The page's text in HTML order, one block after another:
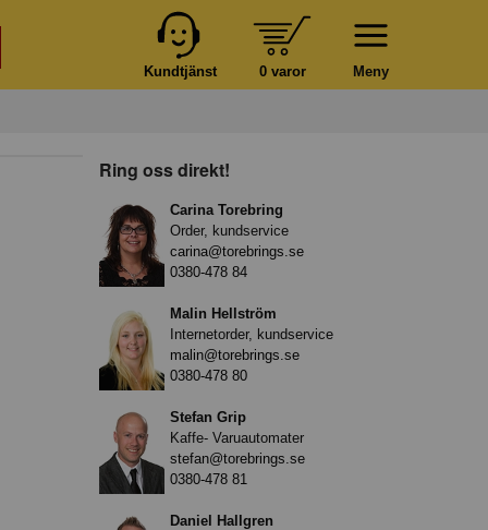
Meny
0 varor
Kundtjänst
Ring oss direkt!
Carina Torebring
Order, kundservice
carina@torebrings.se
0380-478 84
Malin Hellström
Internetorder, kundservice
malin@torebrings.se
0380-478 80
Stefan Grip
Kaffe- Varuautomater
stefan@torebrings.se
0380-478 81
Daniel Hallgren